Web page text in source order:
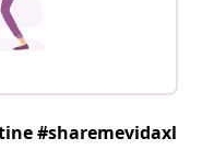
#sharemevidaxl